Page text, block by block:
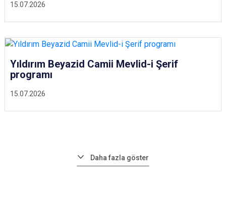
15.07.2026
15.07.2026
Yıldırım Beyazid Camii Mevlid-i Şerif
programı
Daha fazla göster